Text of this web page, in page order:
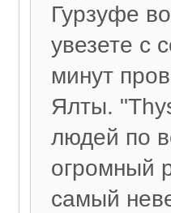
Гурзуфе
увезете с
минут
Ялты.
людей по
огромный
самый